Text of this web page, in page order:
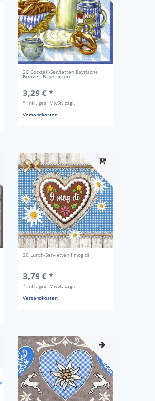
20 Cocktail-Servietten Bayrische
Brotzeit Bayernraute
3,29 € *
* inkl. ges. MwSt. zzgl.
Versandkosten
20 Lunch-Servietten I mog di
3,79 € *
* inkl. ges. MwSt. zzgl.
Versandkosten